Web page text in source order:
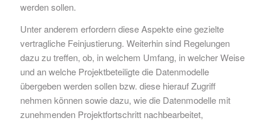
werden sollen.
Unter anderem erfordern diese Aspekte eine gezielte
vertragliche Feinjustierung. Weiterhin sind Regelungen
dazu zu treffen, ob, in welchem Umfang, in welcher Weise
und an welche Projektbeteiligte die Datenmodelle
übergeben werden sollen bzw. diese hierauf Zugriff
nehmen können sowie dazu, wie die Datenmodelle mit
zunehmenden Projektfortschritt nachbearbeitet,